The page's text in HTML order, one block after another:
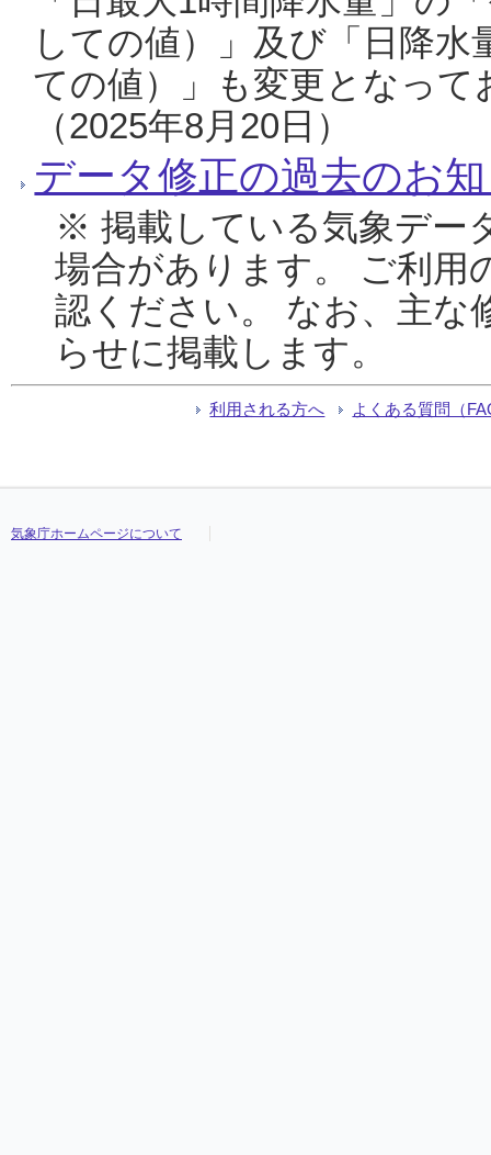
しての値）」及び「日降
ての値）」も変更となっ
（2025年8月20日）
データ修正の過去のお
※ 掲載している気象デー
場合があります。 ご利用
認ください。 なお、主な
らせに掲載します。
利用される方へ よくある質問（
気象庁ホームページについて